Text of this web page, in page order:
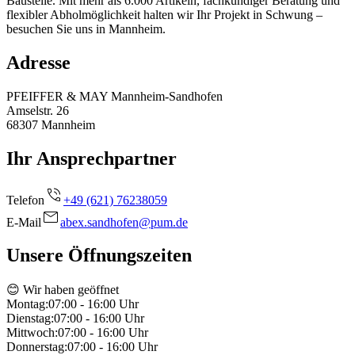
flexibler Abholmöglichkeit halten wir Ihr Projekt in Schwung –
besuchen Sie uns in Mannheim.
Adresse
PFEIFFER & MAY Mannheim-Sandhofen
Amselstr. 26
68307 Mannheim
Ihr Ansprechpartner
Telefon
+49 (621) 76238059
E-Mail
abex.sandhofen@pum.de
Unsere Öffnungszeiten
😊 Wir haben geöffnet
Montag:07:00 - 16:00 Uhr
Dienstag:07:00 - 16:00 Uhr
Mittwoch:07:00 - 16:00 Uhr
Donnerstag:07:00 - 16:00 Uhr